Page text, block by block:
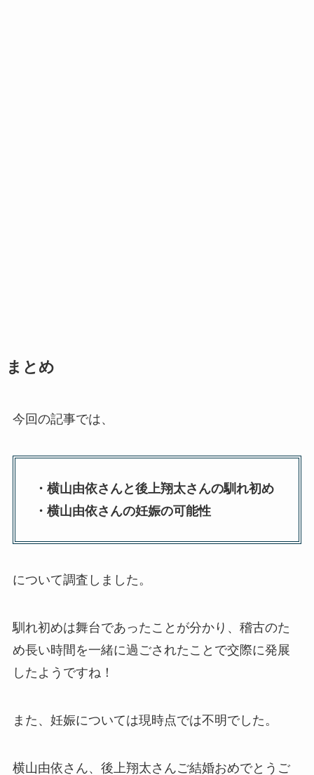
まとめ
今回の記事では、
・横山由依さんと後上翔太さんの馴れ初め
・横山由依さんの妊娠の可能性
について調査しました。
馴れ初めは舞台であったことが分かり、稽古のた
め長い時間を一緒に過ごされたことで交際に発展
したようですね！
また、妊娠については現時点では不明でした。
横山由依さん、後上翔太さんご結婚おめでとうご